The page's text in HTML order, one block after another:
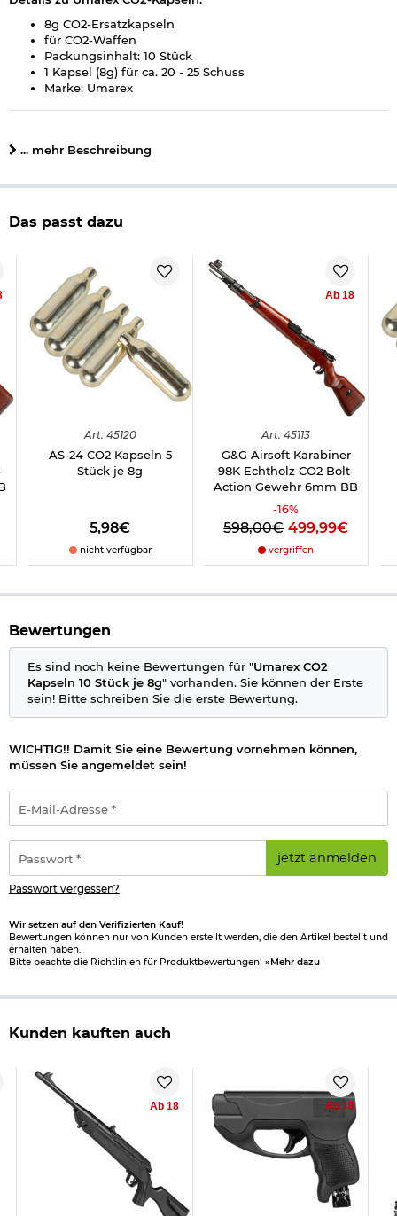
8g CO2-Ersatzkapseln
für CO2-Waffen
Packungsinhalt: 10 Stück
1 Kapsel (8g) für ca. 20 - 25 Schuss
Marke: Umarex
50 Grad aussetzen. Kann bei Erwärmung explodieren. Darf
nicht in die Hände von Kindern gelangen. An einem gut
Nur entleert wegwerfen, keinesfalls ins Feuer.
Gebrauchsanweisung beachten. Rohstoff der Kapsel
wiederverwendbar. Unsachgemäße Verwendung kann
schlimme körperliche Verletzungen hervorrufen.
Herstellerinformationen
... mehr Beschreibung
Das passt dazu
Art. 45120
AS-24 CO2 Kapseln 5
Stück je 8g
5,98€
nicht verfügbar
Ab 18
Art. 45113
G&G Airsoft Karabiner
98K Echtholz CO2 Bolt-
Action Gewehr 6mm BB
-16%
598,00€ 499,99€
vergriffen
Bewertungen
Es sind noch keine Bewertungen für "Umarex CO2
Kapseln 10 Stück je 8g" vorhanden. Sie können der Erste
sein! Bitte schreiben Sie die erste Bewertung.
WICHTIG!! Damit Sie eine Bewertung vornehmen können,
müssen Sie angemeldet sein!
Mail-
Adresse
*
jetzt anmelden
Passwort vergessen?
Wir setzen auf den Verifizierten Kauf!
Bewertungen können nur von Kunden erstellt werden, die den Artikel bestellt und
erhalten haben.
Bitte beachte die Richtlinien für Produktbewertungen! »Mehr dazu
Kunden kauften auch
Ab 18 Ab 18